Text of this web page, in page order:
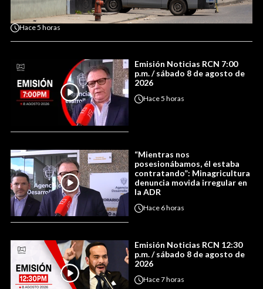
Hace5 horas
Emisión Noticias RCN 7:00
p.m. / sábado 8 de agosto de
2026
Hace5 horas
“Mientras nos
posesionábamos, él estaba
contratando”: Minagricultura
denuncia movida irregular en
la ADR
Hace 6 horas
Emisión Noticias RCN 12:30
p.m. / sábado 8 de agosto de
2026
Hace7 horas